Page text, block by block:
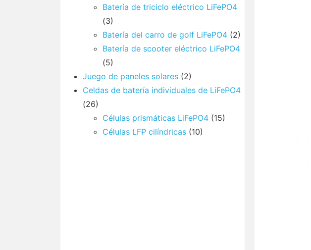
Batería de triciclo eléctrico LiFePO4
(3)
Batería del carro de golf LiFePO4 (2)
Batería de scooter eléctrico LiFePO4
(5)
Juego de paneles solares (2)
Celdas de batería individuales de LiFePO4
(26)
Células prismáticas LiFePO4 (15)
Células LFP cilíndricas (10)